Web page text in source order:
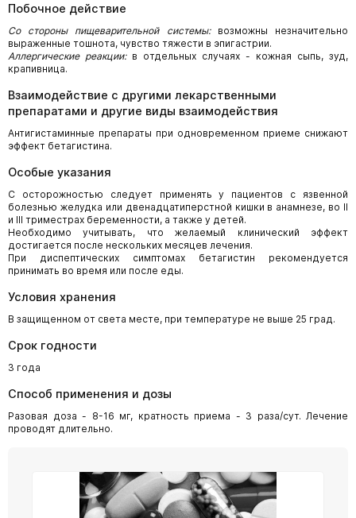
Побочное действие
Со стороны пищеварительной системы:возможны незначительно
выраженные тошнота, чувство тяжести в эпигастрии.
Аллергические реакции:в отдельных случаях - кожная сыпь, зуд,
крапивница.
Взаимодействие с другими лекарственными
препаратами и другие виды взаимодействия
Антигистаминные препараты при одновременном приеме снижают
эффект бетагистина.
Особые указания
С осторожностью следует применять у пациентов с язвенной
болезнью желудка или двенадцатиперстной кишки в анамнезе, во II
и III триместрах беременности, а также у детей.
Необходимо учитывать, что желаемый клинический эффект
достигается после нескольких месяцев лечения.
При диспептических симптомах бетагистин рекомендуется
принимать во время или после еды.
Условия хранения
В защищенном от света месте, при температуре не выше 25 град.
Срок годности
3 года
Способ применения и дозы
Разовая доза - 8-16 мг, кратность приема - 3 раза/сут. Лечение
проводят длительно.